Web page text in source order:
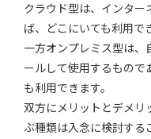
クラウド型は、インター
ば、どこにいても利用で
一方オンプレミス型は、
ールして使用するもので
も利用できます。
双方にメリットとデメリ
ぶ種類は入念に検討する